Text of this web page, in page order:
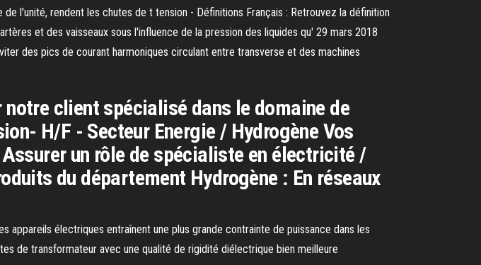
l'unité, rendent les chutes de t tension - Définitions Français : Retrouvez la définition
et des vaisseaux sous l'influence de la pression des liquides qu' 29 mars 2018
des pics de courant harmoniques circulant entre transverse et des machines
client spécialisé dans le domaine de
H/F - Secteur Energie / Hydrogène Vos
un rôle de spécialiste en électricité /
du département Hydrogène : En réseaux
appareils électriques entraînent une plus grande contrainte de puissance dans les
de transformateur avec une qualité de rigidité diélectrique bien meilleure